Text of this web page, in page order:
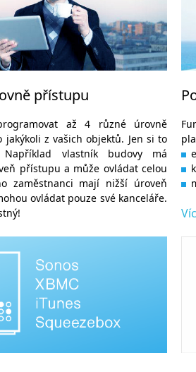
přístupu
až 4 různé úrovně
z vašich objektů. Jen si to
Například vlastník budovy má
přístupu a může ovládat celou
zaměstnanci mají nižší úroveň
ovládat pouze své kanceláře.